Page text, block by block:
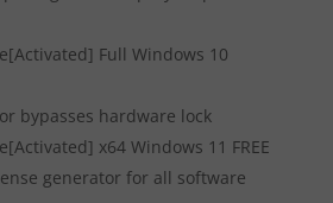
Full Windows 10
bypasses hardware lock
x64 Windows 11 FREE
generator for all software